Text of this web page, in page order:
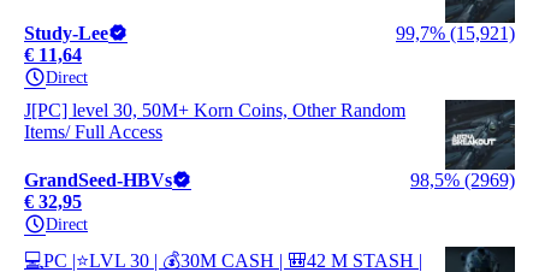
Study-Lee
99,7% (15,921)
€ 11,64
Direct
J[PC] level 30, 50M+ Korn Coins, Other Random
Items/ Full Access
GrandSeed-HBVs
98,5% (2969)
€ 32,95
Direct
💻PC |⭐LVL 30 | 💰30M CASH | 🎒42 M STASH |